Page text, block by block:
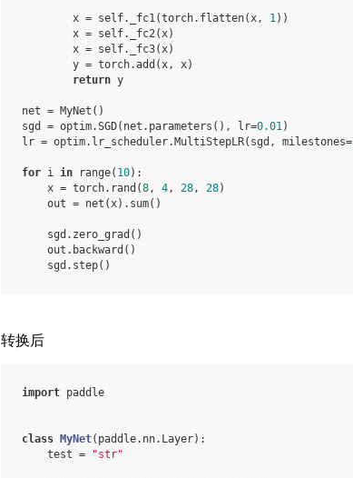
x = self. _fc1(torch. flatten(x, 1))
x = self. _fc2(x)
x = self. _fc3(x)
y = torch.add (x, x)
return y
net = MyNet ()
sgd
= optim.SGD( net . parameters (), lr=0.01)
lr = optim. lr_scheduler. MultiStepLR( sgd , milestones=
for i in range( 10):
x = torch. rand (8, 4, 28, 28)
out = net (x) . sum()
sgd . zero_grad ()
out . backward ()
sgd . step()
转换后
import paddle
class MyNet( paddle. nn. Layer):
test = "str"